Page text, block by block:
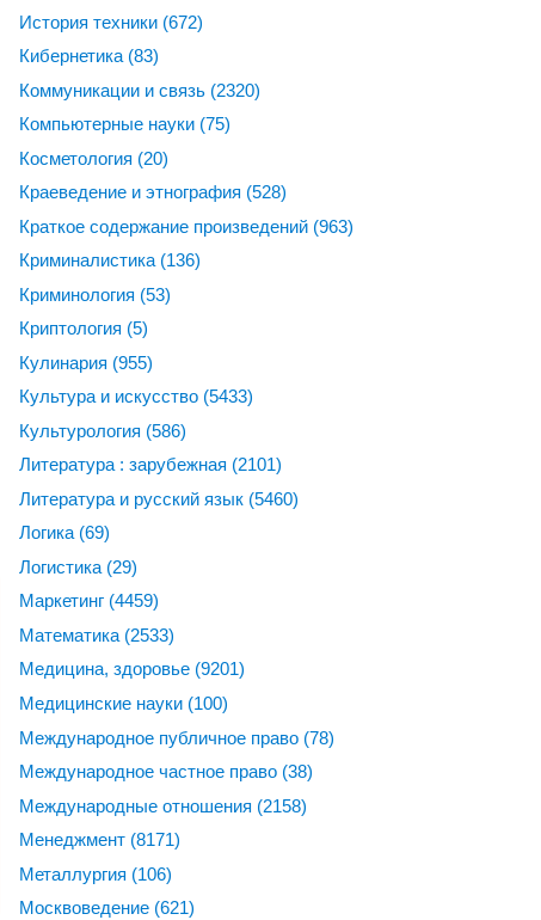
История техники (672)
Кибернетика (83)
Коммуникации и связь (2320)
Компьютерные науки (75)
Косметология (20)
Краеведение и этнография (528)
Краткое содержание произведений (963)
Криминалистика (136)
Криминология (53)
Криптология (5)
Кулинария (955)
Культура и искусство (5433)
Культурология (586)
Литература : зарубежная (2101)
Литература и русский язык (5460)
Логика (69)
Логистика (29)
Маркетинг (4459)
Математика (2533)
Медицина, здоровье (9201)
Медицинские науки (100)
Международное публичное право (78)
Международное частное право (38)
Международные отношения (2158)
Менеджмент (8171)
Металлургия (106)
Москвоведение (621)